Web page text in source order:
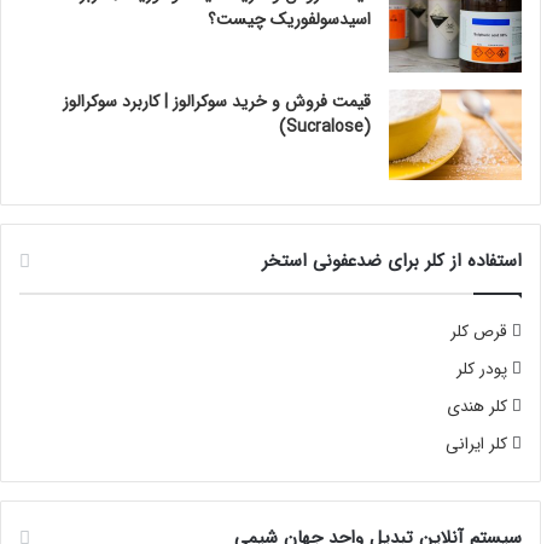
اسیدسولفوریک چیست؟
قیمت فروش و خرید سوکرالوز | کاربرد سوکرالوز
(Sucralose)
استفاده از کلر برای ضدعفونی استخر
قرص کلر
پودر کلر
کلر هندی
کلر ایرانی